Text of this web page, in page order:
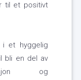
til et positivt
i et hyggelig
bli en del av
og